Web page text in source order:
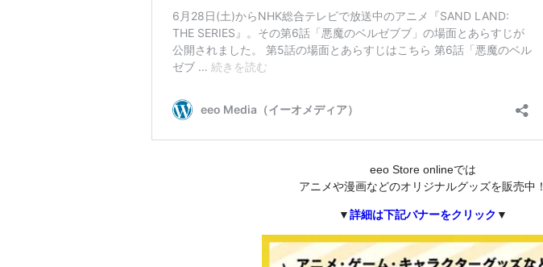
eeo Store onlineでは
アニメや漫画などのオリジナルグッズを販売中！
▼詳細は下記バナーをクリック ▼